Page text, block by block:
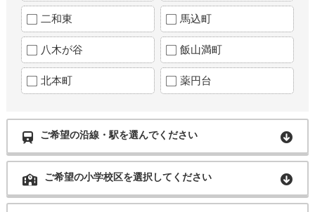
二和東 馬込町
八木が谷 飯山満町
北本町 薬円台
ご希望の沿線・駅を選んでください
ご希望の小学校区を選択してください